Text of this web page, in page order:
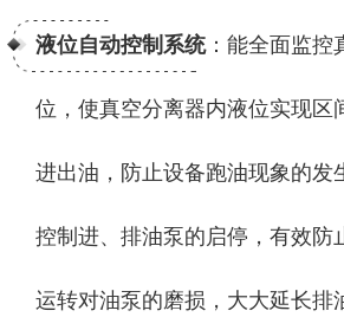
液位自动控制系统：能全面监控
位，使真空分离器内液位实现区
进出油，防止设备跑油现象的发
控制进、排油泵的启停，有效防
运转对油泵的磨损，大大延长排